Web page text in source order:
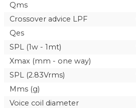
Qms
Crossover advice LPF
Qes
SPL (1w - 1mt)
Xmax (mm - one way)
SPL (2.83Vrms)
Mms (g)
Voice coil diameter